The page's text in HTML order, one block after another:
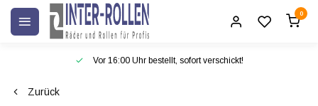
0
Vor 16:00 Uhr bestellt, sofort verschickt!
Zurück